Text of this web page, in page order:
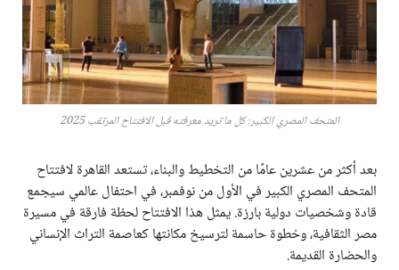
المتحف المصري الكبير: كل ما تريد معرفته قبل الافتتاح المرتقب 2025
بعد أكثر من عشرين عامًا من التخطيط والبناء، تستعد القاهرة لافتتاح
المتحف المصري الكبير في الأول من نوفمبر، في احتفال عالمي سيجمع
قادة وشخصيات دولية بارزة. يمثل هذا الافتتاح لحظة فارقة في مسيرة
مصر الثقافية، وخطوة حاسمة لترسيخ مكانتها كعاصمة التراث الإنساني
والحضارة القديمة.